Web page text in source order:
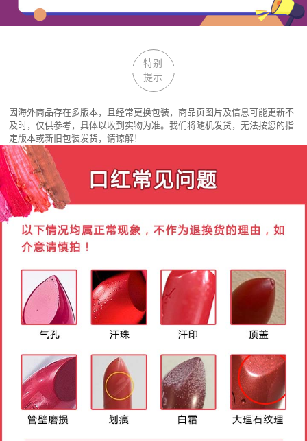
特别
提示
因海外商品存在多版本，且经常更换包装，商品页图片及信息可能更新不
及时，仅供参考，具体以收到实物为准。我们将随机发货，无法按您的指
定版本或新旧包装发货，请谅解！